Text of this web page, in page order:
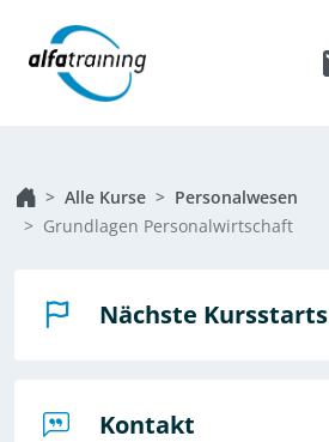
Alle Kurse
Personalwesen
Grundlagen Personalwirtschaft
Nächste Kursstarts
Kontakt